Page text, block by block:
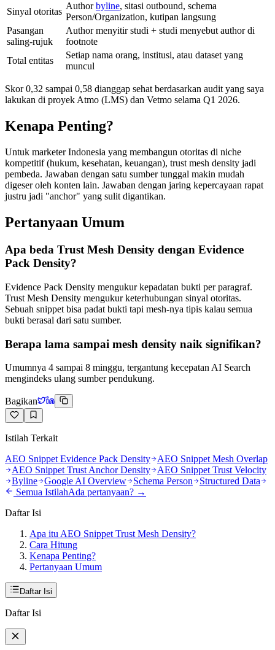
Sinyal otoritas
Authorbyline, sitasi outbound, schema
Person/Organization, kutipan langsung
Pasangan
saling-rujuk
Author menyitir studi + studi menyebut author di
footnote
Total entitas
Setiap nama orang, institusi, atau dataset yang
muncul
Skor 0,32 sampai 0,58 dianggap sehat berdasarkan audit yang saya
lakukan di proyek Atmo (LMS) dan Vetmo selama Q1 2026.
Kenapa Penting?
Untuk marketer Indonesia yang membangun otoritas di niche
kompetitif (hukum, kesehatan, keuangan), trust mesh density jadi
pembeda. Jawaban dengan satu sumber tunggal makin mudah
digeser oleh konten lain. Jawaban dengan jaring kepercayaan rapat
justru jadi "anchor" yang sulit digantikan.
Pertanyaan Umum
Apa beda Trust Mesh Density dengan Evidence
Pack Density?
Evidence Pack Density mengukur kepadatan bukti per paragraf.
Trust Mesh Density mengukur keterhubungan sinyal otoritas.
Sebuah snippet bisa padat bukti tapi mesh-nya tipis kalau semua
bukti berasal dari satu sumber.
Berapa lama sampai mesh density naik signifikan?
Umumnya 4 sampai 8 minggu, tergantung kecepatan AI Search
mengindeks ulang sumber pendukung.
Bagikan
Istilah Terkait
AEO Snippet Evidence Pack Density
AEO Snippet Mesh Overlap
AEO Snippet Trust Anchor Density
AEO Snippet Trust Velocity
Byline
Google AI Overview Schema Person
Structured Data
Semua IstilahAda pertanyaan? →
Daftar Isi
Apa itu AEO Snippet Trust Mesh Density?
Cara Hitung
Kenapa Penting?
Pertanyaan Umum
Daftar Isi
Daftar Isi